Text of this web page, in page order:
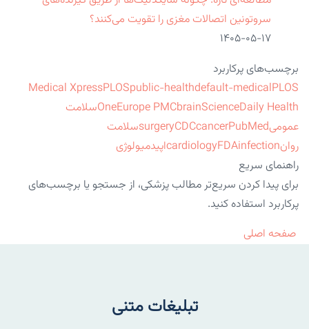
سروتونین اتصالات مغزی را تقویت می‌کنند؟
۱۴۰۵-۰۵-۱۷
برچسب‌های پرکاربرد
Medical XpressPLOSpublic-healthdefault-medicalPLOS
OneEurope PMCbrainScienceDaily Health
سلامت
عمومی
surgeryCDCcancerPubMed
سلامت
روان
cardiologyFDAinfection
اپیدمیولوژی
راهنمای سریع
برای پیدا کردن سریع‌تر مطالب پزشکی، از جستجو یا برچسب‌های
پرکاربرد استفاده کنید.
صفحه اصلی
تبلیغات متنی